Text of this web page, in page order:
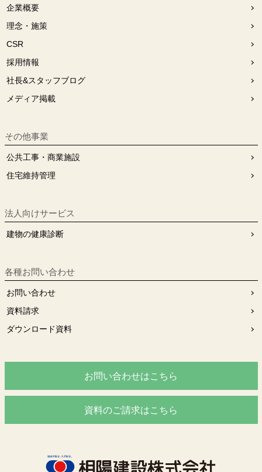
企業概要
理念・施策
CSR
採用情報
社長&スタッフブログ
メディア掲載
その他事業
公共工事・商業施設
住宅維持管理
法人向けサービス
建物の健康診断
各種お問い合わせ
お問い合わせ
資料請求
ダウンロード資料
お問い合わせはこちら
資料のご請求はこちら